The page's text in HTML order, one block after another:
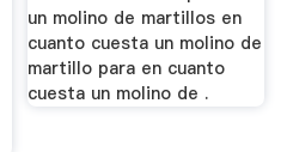
un molino de martillos en
cuanto cuesta un molino de
martillo para en cuanto
cuesta un molino de .